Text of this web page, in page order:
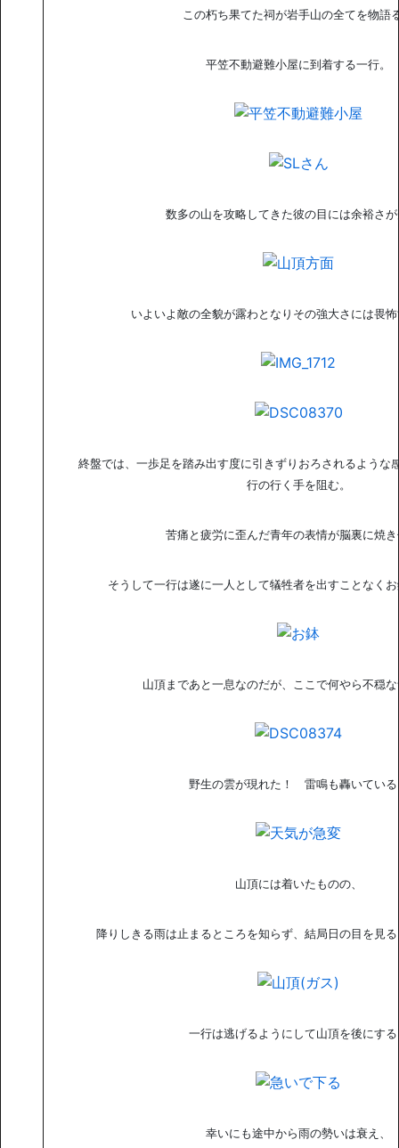
この朽ち果てた祠が岩手山の全てを物語
平笠不動避難小屋に到着する一行。
数多の山を攻略してきた彼の目には余裕さ
いよいよ敵の全貌が露わとなりその強大さには畏
終盤では、一歩足を踏み出す度に引きずりおろされるような
行の行く手を阻む。
苦痛と疲労に歪んだ青年の表情が脳裏に焼
そうして一行は遂に一人として犠牲者を出すことなく
山頂まであと一息なのだが、ここで何やら不穏
野生の雲が現れた！ 雷鳴も轟いている
山頂には着いたものの、
降りしきる雨は止まるところを知らず、結局日の目を見
一行は逃げるようにして山頂を後にす
幸いにも途中から雨の勢いは衰え、